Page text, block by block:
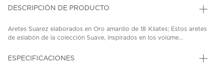
DESCRIPCIÓN DE PRODUCTO
Aretes Suarez elaborados en Oro amarillo de 18 Kilates; Estos aretes
de eslabón de la colección Suave, inspirados en los volúme...
ESPECIFICACIONES